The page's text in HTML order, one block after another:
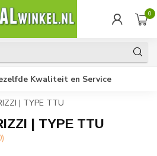
0
Kwaliteit en Service
| TYPE TTU
| TYPE TTU